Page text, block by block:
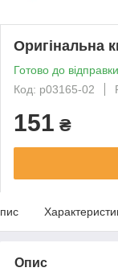
Оригінальна
Готово до відправки
Код: p03165-02
151 ₴
Опис